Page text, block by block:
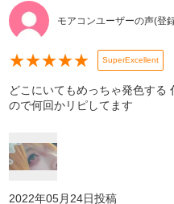
モアコンユーザーの声(登
★★★★★ SuperExcellent
どこにいてもめっちゃ発色する
ので何回かリピしてます
2022年05月24日投稿